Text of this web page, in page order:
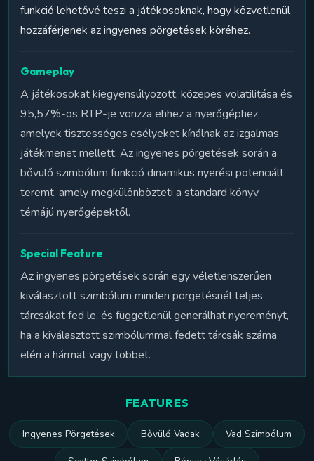
funkció lehetővé teszi a játékosoknak, hogy közvetlenül
hozzáférjenek az ingyenes pörgetések köréhez.
Gameplay
A játékosokat kiegyensúlyozott, közepes volatilitása és
95,57%-os RTP-je vonzza ehhez a nyerőgéphez,
amelyek tisztességes esélyeket kínálnak az izgalmas
játékmenet mellett. Az ingyenes pörgetések során a
bővülő szimbólum funkció dinamikus nyerési potenciált
teremt, amely megkülönbözteti a standard könyv
témájú nyerőgépektől.
Special Feature
Az ingyenes pörgetések során egy véletlenszerűen
kiválasztott szimbólum minden pörgetésnél teljes
tárcsákat fed le, és függetlenül generálhat nyereményt,
ha a kiválasztott szimbólummal fedett tárcsák száma
eléri a hármat vagy többet.
FEATURES
Ingyenes Pörgetések Bővülő Vadak Vad Szimbólum